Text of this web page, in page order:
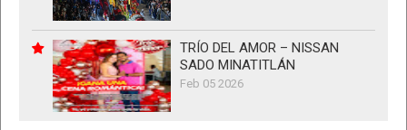
TRÍO DEL AMOR – NISSAN
SADO MINATITLÁN
Feb 05 2026